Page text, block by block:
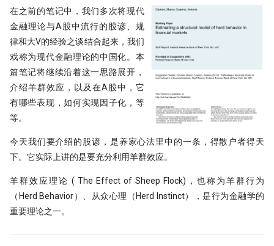
引
擎
课程预览
快速傅里叶变换与股价预测研究
烛台密码 三角形整理如何提示玄机
用HDBSCAN聚类算法选股是否有效
hdbscan 聚类算法扫描配对交易 速
度提升99倍
比Deepseek还要Deep！起底GBDT
做回归预测的秘密
KS Test, 广义双曲分布和抄底沪指
蒙特卡洛：看似很高端的技术，其实
总有竞争力？
略
残差连接：深度学习成功的关键
---
很多人学量化，第一步就走错了
一个很强的股票智能分析系统
附历年比赛资料
金融/计量专业，硕士论文怎么确定
研究课题？
高薪金领都用啥编程语言？SQL、
Python领航，附排名！
反抗者的崛起！Fawce 和
我之为我，有路可寻：量化传奇 Max
牛人太多：小市值因子之父，毕业论
文被大佬狂怼
Need for speed
量子飞跃：汇丰银行债券交易可能成
为华尔街未来
机器的觉醒！人工智能风云激荡70年
[0721] QuanTide Weekly
[0804] QuanTide Weekly
[0811] QuanTide Weekly
[0818] QuanTide Weekly
『匡醍译研报 01』 驯龙高手，从股
谚到量化因子的工程化落地
『匡醍译研报 02』 驯龙高手，从股
谚到量化因子的工程化落地
如何获取免费的华尔街日报的文章
都在这篇文章里讲了
4k stars! 如何实现按拼音首字母查询
证券代码？
10 月 24 日，庆祝码农节！Python 刚
刚发布了 3.13 版本
提速100倍！QMT复权因子高效算法
2024年，免费博客赚钱方案
给Pandas找个搭子，用SQL玩转
Dataframe!
量化金融人都在看哪些顶刊
Augment随手记
如何免登录重启miniqmt?
Don't fly solo! 量化人如何使用AI工
具
里程碑！DuckDB 发布 1.0
高效量化编程: Mask Array应用和
find_runs
Pandas高级技巧-1
高效量化编程: Pandas 的多级索引
Symbol?
优化
21天驯化AI打工仔 - SQEP与
21天驯化AI打工仔 - 日线数据的
21天驯化AI打工仔 - 日线数据的
21 天驯化 AI 打工仔: QMT 实时
UV & Pydantic：重塑 2026
程化基石
涨时重势，跌时重质，
测股息率因子给出结论
研报复现之如何正确筛选『连续
分红』股票（附代码）
05 Poetry: 项目管理的诗和远方
06 10 倍速！高效编码
07 代码单元测试
09 持续集成
10 撰写技术文档
05 - Numpy核心语法[4]
06 - Numpy核心语法[5]
07 - Numpy核心语法[6]
09 - Numpy应用案例[2]
10 - Numpy应用案例[3]
12 - Pandas核心语法[2]
为什么Q-Q图可用来进行统计推断
在之前的笔记中，我们多次将现代
金融理论与A股中流行的股谚、规
律和大V的经验之谈结合起来，我们
戏称为现代金融理论的中国化。本
篇笔记将继续沿着这一思路展开，
介绍羊群效应，以及在A股中，它
有哪些表现，如何实现因子化，等
等。
今天我们要介绍的股谚，是养家心法里中的一条， 得散户者得天
下。它实际上讲的是要充分利用羊群效应。
羊群效应理论 ( The Effect of Sheep Flock)，也称为羊群行为
（Herd Behavior）、从众心理（Herd Instinct），是行为金融学的
重要理论之一。